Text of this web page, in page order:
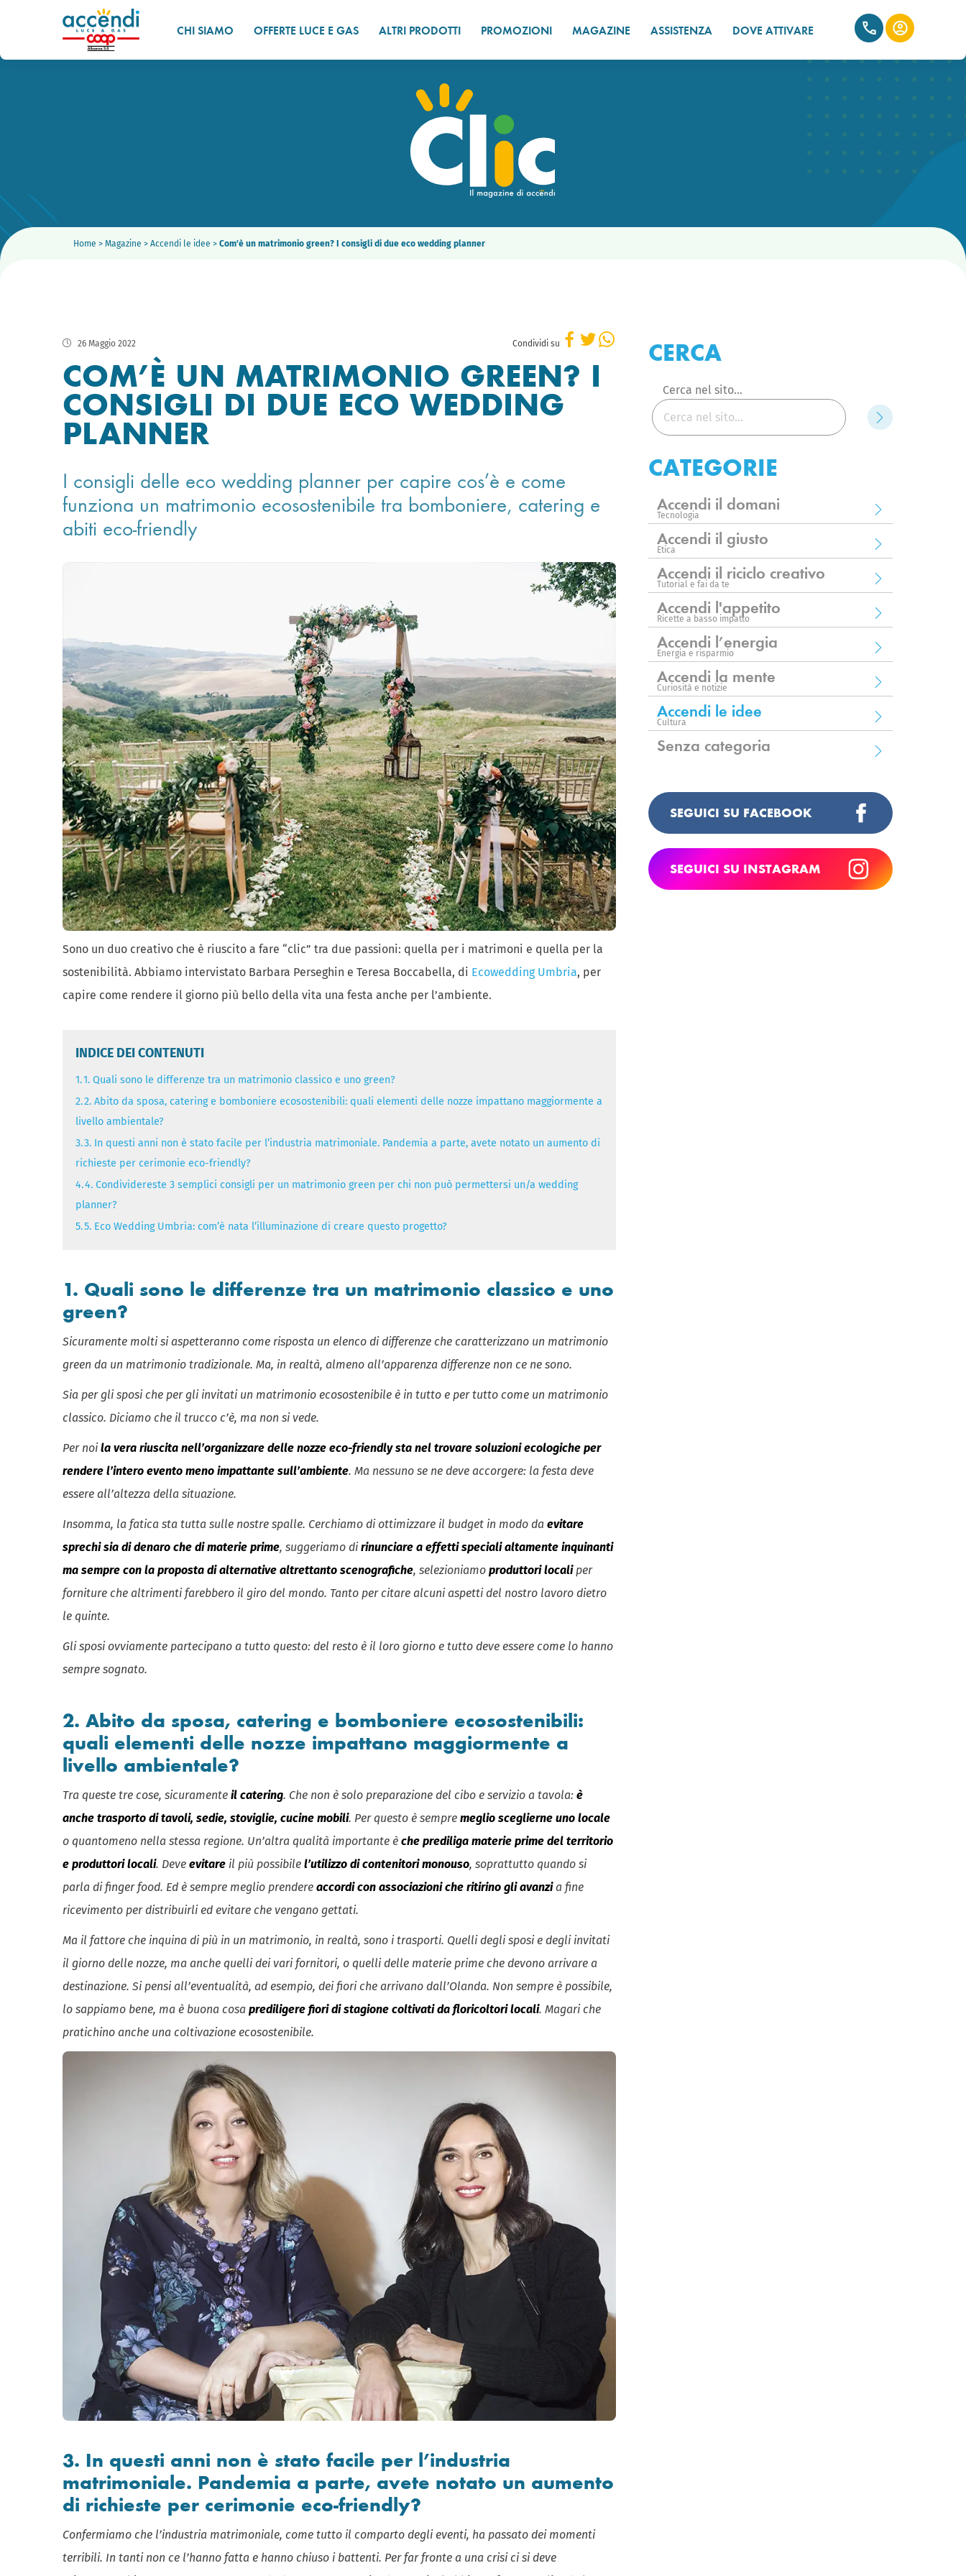
CHI SIAMO OFFERTE LUCE E GAS ALTRI PRODOTTI PROMOZIONI MAGAZINE ASSISTENZA DOVE ATTIVARE
Home > Magazine > Accendi le idee > Com’è un matrimonio green? I consigli di due eco wedding planner
26 Maggio 2022 Condividi su
COM’È UN MATRIMONIO GREEN? I
CONSIGLI DI DUE ECO WEDDING
PLANNER
I consigli delle eco wedding planner per capire cos’è e come
funziona un matrimonio ecosostenibile tra bomboniere, catering e
abiti eco-friendly
Sono un duo creativo che è riuscito a fare “clic” tra due passioni: quella per i matrimoni e quella per la
sostenibilità. Abbiamo intervistato Barbara Perseghin e Teresa Boccabella, di Ecowedding Umbria, per
capire come rendere il giorno più bello della vita una festa anche per l’ambiente.
INDICE DEI CONTENUTI
1.1. Quali sono le differenze tra un matrimonio classico e uno green?
2.2. Abito da sposa, catering e bomboniere ecosostenibili: quali elementi delle nozze impattano maggiormente a
livello ambientale?
3.3. In questi anni non è stato facile per l’industria matrimoniale. Pandemia a parte, avete notato un aumento di
richieste per cerimonie eco-friendly?
4.4. Condividereste 3 semplici consigli per un matrimonio green per chi non può permettersi un/a wedding
planner?
5.5. Eco Wedding Umbria: com’è nata l’illuminazione di creare questo progetto?
1. Quali sono le differenze tra un matrimonio classico e uno
green?
Sicuramente molti si aspetteranno come risposta un elenco di differenze che caratterizzano un matrimonio
green da un matrimonio tradizionale. Ma, in realtà, almeno all’apparenza differenze non ce ne sono.
Sia per gli sposi che per gli invitati un matrimonio ecosostenibile è in tutto e per tutto come un matrimonio
classico. Diciamo che il trucco c’è, ma non si vede.
Per noi la vera riuscita nell’organizzare delle nozze eco-friendly sta nel trovare soluzioni ecologiche per
rendere l’intero evento meno impattante sull’ambiente. Ma nessuno se ne deve accorgere: la festa deve
essere all’altezza della situazione.
Insomma, la fatica sta tutta sulle nostre spalle. Cerchiamo di ottimizzare il budget in modo da evitare
sprechi sia di denaro che di materie prime, suggeriamo di rinunciare a effetti speciali altamente inquinanti
ma sempre con la proposta di alternative altrettanto scenografiche, selezioniamo produttori localiper
forniture che altrimenti farebbero il giro del mondo. Tanto per citare alcuni aspetti del nostro lavoro dietro
le quinte.
Gli sposi ovviamente partecipano a tutto questo: del resto è il loro giorno e tutto deve essere come lo hanno
sempre sognato.
2. Abito da sposa, catering e bomboniere ecosostenibili:
quali elementi delle nozze impattano maggiormente a
livello ambientale?
Tra queste tre cose, sicuramente il catering. Che non è solo preparazione del cibo e servizio a tavola: è
anche trasporto di tavoli, sedie, stoviglie, cucine mobili. Per questo è sempre meglio sceglierne uno locale
o quantomeno nella stessa regione. Un’altra qualità importante è che prediliga materie prime del territorio
e produttori locali. Deve evitare il più possibile l’utilizzo di contenitori monouso, soprattutto quando si
parla di finger food. Ed è sempre meglio prendere accordi con associazioni che ritirino gli avanzia fine
ricevimento per distribuirli ed evitare che vengano gettati.
Ma il fattore che inquina di più in un matrimonio, in realtà, sono i trasporti. Quelli degli sposi e degli invitati
il giorno delle nozze, ma anche quelli dei vari fornitori, o quelli delle materie prime che devono arrivare a
destinazione. Si pensi all’eventualità, ad esempio, dei fiori che arrivano dall’Olanda. Non sempre è possibile,
lo sappiamo bene, ma è buona cosa prediligere fiori di stagione coltivati da floricoltori locali. Magari che
pratichino anche una coltivazione ecosostenibile.
3. In questi anni non è stato facile per l’industria
matrimoniale. Pandemia a parte, avete notato un aumento
di richieste per cerimonie eco-friendly?
Confermiamo che l’industria matrimoniale, come tutto il comparto degli eventi, ha passato dei momenti
terribili. In tanti non ce l’hanno fatta e hanno chiuso i battenti. Per far fronte a una crisi ci si deve
CERCA
Cerca nel sito...
Cerca
CATEGORIE
Accendi il domani
Tecnologia
Accendi il giusto
Etica
Accendi il riciclo creativo
Tutorial e fai da te
Accendi l'appetito
Ricette a basso impatto
Accendi l’energia
Energia e risparmio
Accendi la mente
Curiosità e notizie
Accendi le idee
Cultura
Senza categoria
SEGUICI SU FACEBOOK
SEGUICI SU INSTAGRAM